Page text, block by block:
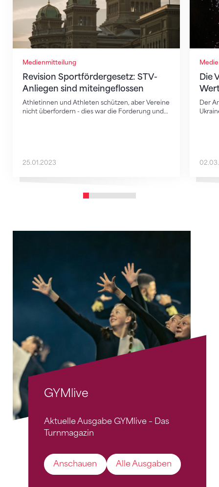
Medienmitteilung
Revision Sportfördergesetz: STV-
Anliegen sind miteingeflossen
Athletinnen und Athleten schützen, aber Vereine
nicht überfordern - dies war die Forderung und…
25.01.2023
Die
Der
GYMlive
Aktuelle Ausgabe GYMlive – Das
Turnmagazin
Anschauen Alle Ausgaben